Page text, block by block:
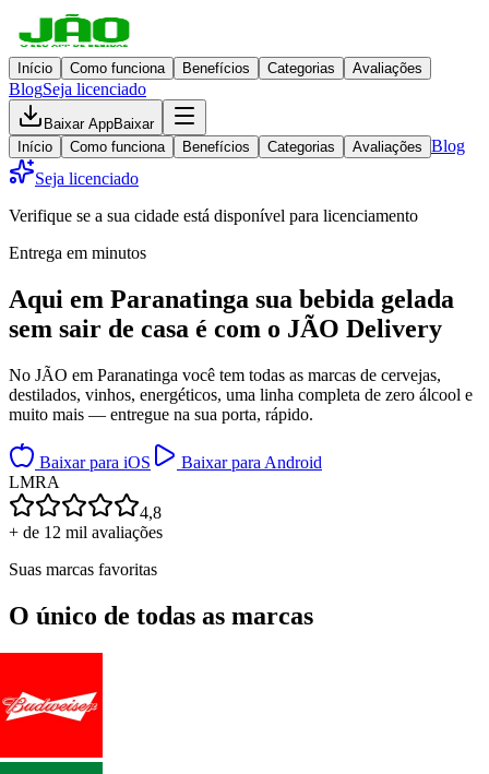
Início Como funciona Benefícios Categorias Avaliações
BlogSeja licenciado
Baixar AppBaixar
Início
Como funciona Benefícios Categorias Avaliações Blog
Seja licenciado
Verifique se a sua cidade está disponível para licenciamento
Entrega em minutos
Aqui em Paranatinga sua bebida gelada
sem sair de casa é com o JÃO Delivery
No JÃO em Paranatinga você tem todas as marcas de cervejas,
destilados, vinhos, energéticos, uma linha completa de zero álcool e
muito mais — entregue na sua porta, rápido.
Baixar para iOS
Baixar para Android
LMRA
4,8
+ de 12 mil avaliações
Suas marcas favoritas
O único de todas as marcas